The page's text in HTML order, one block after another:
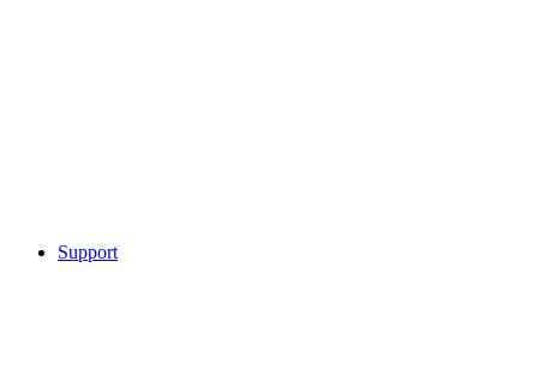
Support